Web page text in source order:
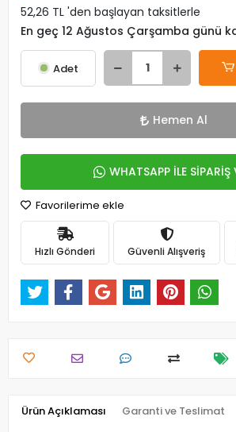
52,26 TL 'den başlayan taksitlerle
En geç 12 Ağustos Çarşamba günü
Adet
Hemen Al
WHATSAPP İLE SİPARİŞ
Favorilerime ekle
Hızlı Gönderi Güvenli Alışveriş
Ürün Açıklaması Garanti ve Teslimat